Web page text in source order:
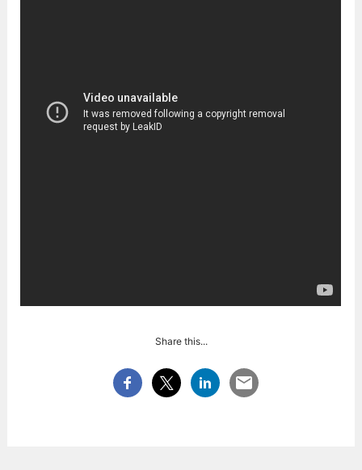
Share this...